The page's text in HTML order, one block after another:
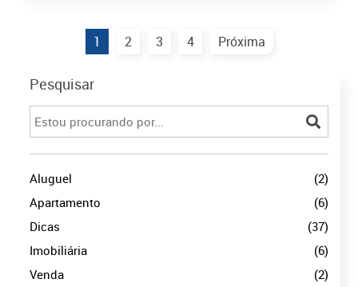
1 2 3 4 Próxima
Pesquisar
Aluguel
(2)
Apartamento
(6)
Dicas
(37)
Imobiliária
(6)
Venda
(2)